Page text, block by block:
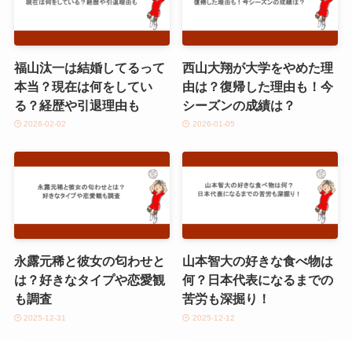
福山汰一は結婚してるって
本当？現在は何をしてい
る？経歴や引退理由も
2026-02-02
西山大翔が大学をやめた理
由は？復帰した理由も！今
シーズンの成績は？
2026-01-05
永露元稀と彼女の匂わせと
は？好きなタイプや恋愛観
も調査
2025-12-31
山本智大の好きな食べ物は
何？日本代表になるまでの
苦労も深掘り！
2025-12-12